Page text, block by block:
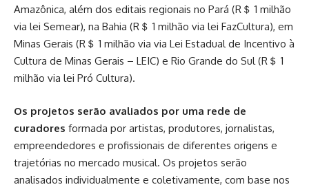
Amazônica, além dos editais regionais no Pará (R＄ 1 milhão
via lei Semear), na Bahia (R＄ 1 milhão via lei FazCultura), em
Minas Gerais (R＄ 1 milhão via via Lei Estadual de Incentivo à
Cultura de Minas Gerais – LEIC) e Rio Grande do Sul (R＄ 1
milhão via lei Pró Cultura).
Os projetos serão avaliados por uma rede de
curadores formada por artistas, produtores, jornalistas,
empreendedores e profissionais de diferentes origens e
trajetórias no mercado musical. Os projetos serão
analisados individualmente e coletivamente, com base nos